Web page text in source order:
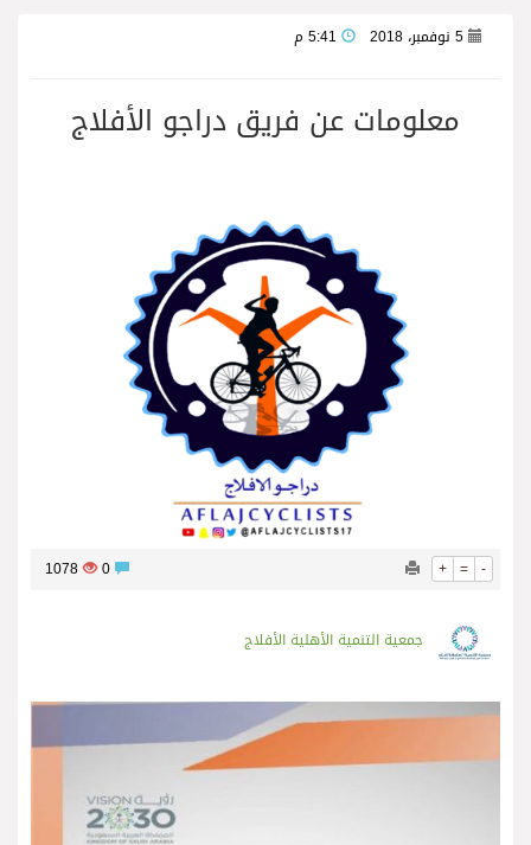
5 نوفمبر، 2018
معلومات عن فريق دراجو الأفلاج
+ = -
1078
جمعية التنمية الأهلية الأفلاج